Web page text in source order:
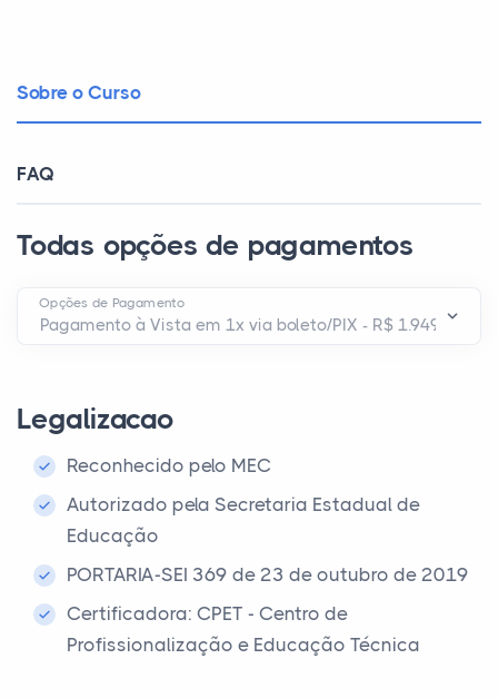
Sobre o Curso
FAQ
Todas opções de pagamentos
Opções de Pagamento
Legalizacao
Reconhecido pelo MEC
Autorizado pela Secretaria Estadual de
Educação
PORTARIA-SEI 369 de 23 de outubro de 2019
Certificadora: CPET - Centro de
Profissionalização e Educação Técnica